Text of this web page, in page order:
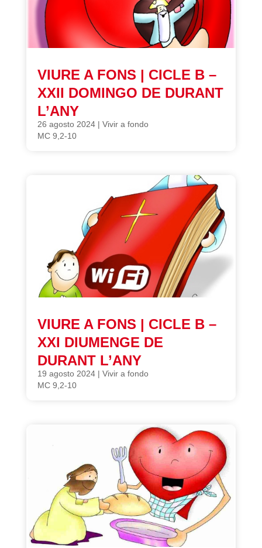
VIURE A FONS | CICLE B –
XXII DOMINGO DE DURANT
L’ANY
26 agosto 2024| Vivir a fondo
MC 9,2-10
VIURE A FONS | CICLE B –
XXI DIUMENGE DE
DURANT L’ANY
19 agosto 2024| Vivir a fondo
MC 9,2-10